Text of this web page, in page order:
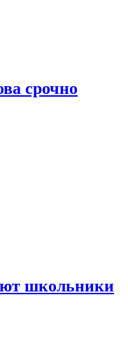
срочно
школьники